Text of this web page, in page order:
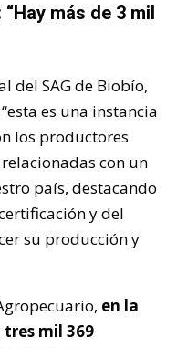
más de 3 mil
del SAG de Biobío,
es una instancia
los productores
con un
país, destacando
y del
su producción y
en la
mil 369